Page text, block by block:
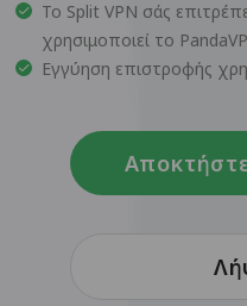
Το Split VPN σάς
χρησιμοποιεί το
Εγγύηση επιστροφής